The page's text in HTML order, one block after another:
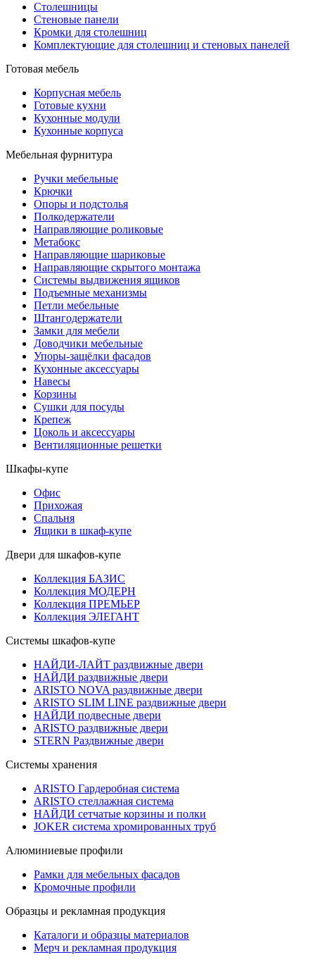
Столешницы
Стеновые панели
Кромки для столешниц
Комплектующие для столешниц и стеновых панелей
Готовая мебель
Корпусная мебель
Готовые кухни
Кухонные модули
Кухонные корпуса
Мебельная фурнитура
Ручки мебельные
Крючки
Опоры и подстолья
Полкодержатели
Направляющие роликовые
Метабокс
Направляющие шариковые
Направляющие скрытого монтажа
Системы выдвижения ящиков
Подъемные механизмы
Петли мебельные
Штангодержатели
Замки для мебели
Доводчики мебельные
Упоры-защёлки фасадов
Кухонные аксессуары
Навесы
Корзины
Сушки для посуды
Крепеж
Цоколь и аксессуары
Вентиляционные решетки
Шкафы-купе
Офис
Прихожая
Спальня
Ящики в шкаф-купе
Двери для шкафов-купе
Коллекция БАЗИС
Коллекция МОДЕРН
Коллекция ПРЕМЬЕР
Коллекция ЭЛЕГАНТ
Системы шкафов-купе
НАЙДИ-ЛАЙТ раздвижные двери
НАЙДИ раздвижные двери
ARISTO NOVA раздвижные двери
ARISTO SLIM LINE раздвижные двери
НАЙДИ подвесные двери
ARISTO раздвижные двери
STERN Раздвижные двери
Системы хранения
ARISTO Гардеробная система
ARISTO стеллажная система
НАЙДИ сетчатые корзины и полки
JOKER система хромированных труб
Алюминиевые профили
Рамки для мебельных фасадов
Кромочные профили
Образцы и рекламная продукция
Каталоги и образцы материалов
Мерч и рекламная продукция